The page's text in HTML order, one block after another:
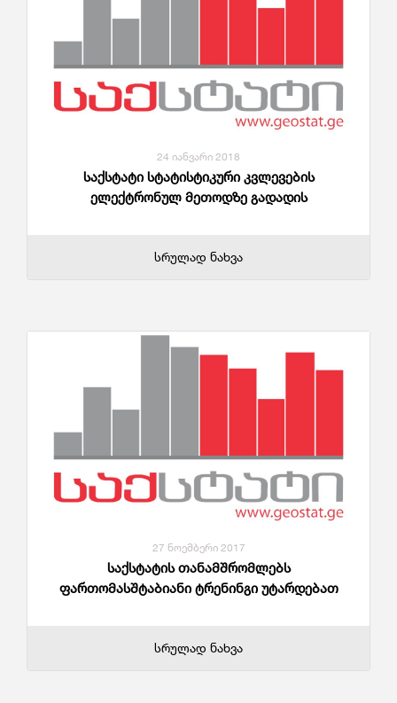
24 იანვარი 2018
საქსტატი სტატისტიკური კვლევების
ელექტრონულ მეთოდზე გადადის
სრულად ნახვა
27 ნოემბერი 2017
საქსტატის თანამშრომლებს
ფართომასშტაბიანი ტრენინგი უტარდებათ
სრულად ნახვა